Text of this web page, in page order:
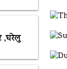
,घरेलु